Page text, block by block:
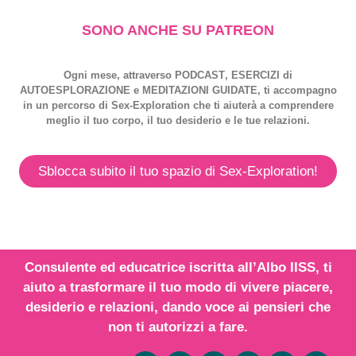
SONO ANCHE SU PATREON
Ogni mese, attraverso PODCAST, ESERCIZI di
AUTOESPLORAZIONE e MEDITAZIONI GUIDATE, ti accompagno
in un percorso di Sex-Exploration che ti aiuterà a comprendere
meglio il tuo corpo, il tuo desiderio e le tue relazioni.
Sblocca subito il tuo spazio di Sex-Exploration!
Consulente ed educatrice iscritta all’Albo IISS, ti
aiuto a trasformare il tuo modo di vivere piacere,
desiderio e relazioni, dando voce ai pensieri che
non ti autorizzi a fare.